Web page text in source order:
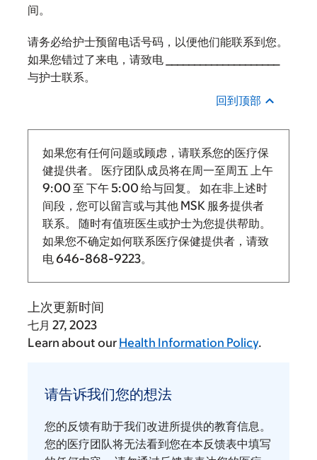
间。
请务必给护士预留电话号码，以便他们能联系到您。
如果您错过了来电，请致电 ____________________
与护士联系。
回到顶部
如果您有任何问题或顾虑，请联系您的医疗保
健提供者。 医疗团队成员将在周一至周五 上午
9:00 至 下午 5:00 给与回复。
如在非上述时
间段，您可以留言或与其他 MSK 服务提供者
联系。 随时有值班医生或护士为您提供帮助。
如果您不确定如何联系医疗保健提供者，请致
电646-868-9223。
上次更新时间
七月 27, 2023
Learn about our Health Information Policy.
告
我
们
请告诉我们您的想法
您的反馈有助于我们改进所提供的教育信息。
您的医疗团队将无法看到您在本反馈表中填写